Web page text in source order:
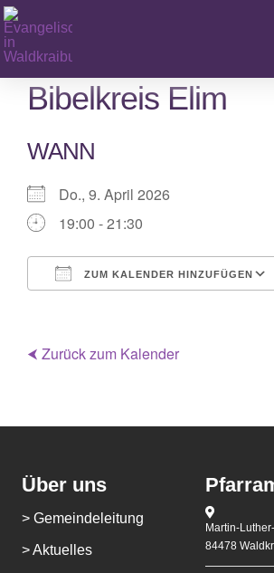
Zum
Inhalt
springen
Bibelkreis Elim
WANN
Do., 9. April 2026
19:00 - 21:30
ZUM KALENDER HINZUFÜGEN
⮜ Zurück zum Kalender
Über uns
> Gemeindeleitung
> Aktuelles
Martin-
84478